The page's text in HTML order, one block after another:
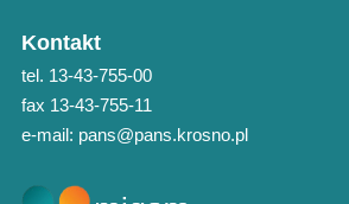
Kontakt
tel. 13-43-755-00
fax 13-43-755-11
e-mail: pans@pans.krosno.pl